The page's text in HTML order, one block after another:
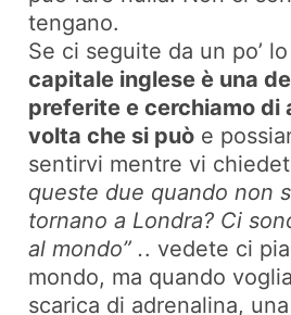
tengano.
Se ci seguite da un po’
capitale inglese è una
preferite e cerchiamo di
volta che si può e
sentirvi mentre vi
queste due quando non
tornano a Londra? Ci
al mondo” .. vedete ci
mondo, ma quando
scarica di adrenalina,